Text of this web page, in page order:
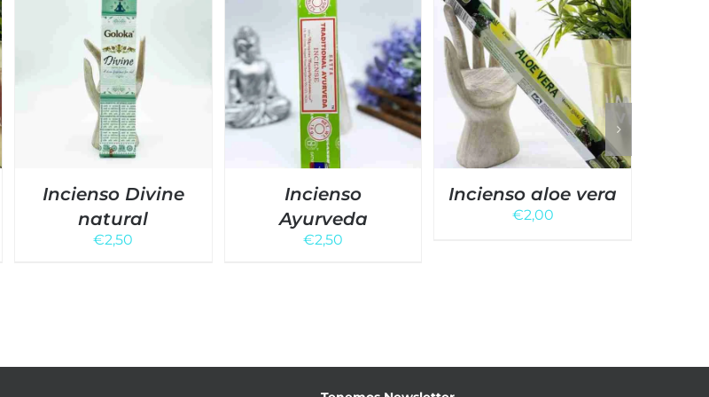
Incienso Divine
natural
€2,50
Incienso
Ayurveda
€2,50
Incienso aloe vera
€2,00